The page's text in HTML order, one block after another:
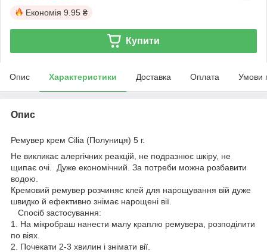
Економія 9.95 ₴
Купити
Опис Характеристики Доставка Оплата Умови
Опис
Ремувер крем Cilia (Полуниця) 5 г.
Не викликає алергічних реакцій, не подразнює шкіру, не
щипає очі. Дуже економічний. За потреби можна розбавити
водою.
Кремовий ремувер розчиняє клей для нарощування вій дуже
швидко й ефективно знімає нарощені вії.
Спосіб застосування:
1. На мікробраш нанести малу краплю ремувера, розподілити
по віях.
2. Почекати 2-3 хвилин і знімати вії.